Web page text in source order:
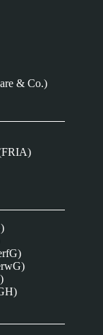
& Co.)